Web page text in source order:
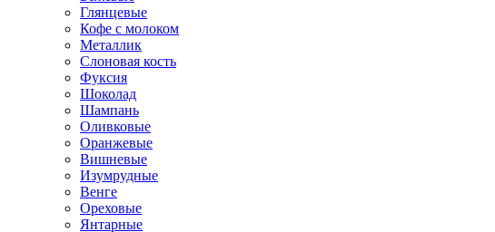
Глянцевые
Кофе с молоком
Металлик
Слоновая кость
Фуксия
Шоколад
Шампань
Оливковые
Оранжевые
Вишневые
Изумрудные
Венге
Ореховые
Янтарные